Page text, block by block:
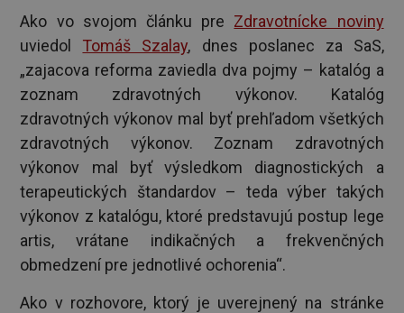
Ako vo svojom článku pre Zdravotnícke noviny
uviedol Tomáš Szalay, dnes poslanec za SaS,
„zajacova reforma zaviedla dva pojmy – katalóg a
zoznam zdravotných výkonov. Katalóg
zdravotných výkonov mal byť prehľadom všetkých
zdravotných výkonov. Zoznam zdravotných
výkonov mal byť výsledkom diagnostických a
terapeutických štandardov – teda výber takých
výkonov z katalógu, ktoré predstavujú postup lege
artis, vrátane indikačných a frekvenčných
obmedzení pre jednotlivé ochorenia“.
Ako v rozhovore, ktorý je uverejnený na stránke